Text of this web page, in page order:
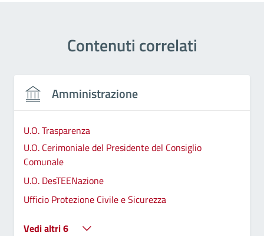
Contenuti correlati
Amministrazione
U.O. Trasparenza
U.O. Cerimoniale del Presidente del Consiglio
Comunale
U.O. DesTEENazione
Ufficio Protezione Civile e Sicurezza
Vedi altri 6